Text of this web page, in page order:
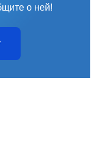
о ней!